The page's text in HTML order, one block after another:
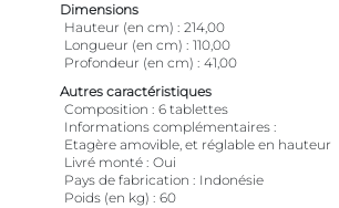
Dimensions
Hauteur (en cm)
214,00
Longueur (en cm)
110,00
Profondeur (en cm)
41,00
Autres caractéristiques
Composition
6 tablettes
Informations complémentaires
Etagère amovible, et réglable en hauteur
Livré monté Oui
Pays de fabrication
Indonésie
Poids (en kg)
60